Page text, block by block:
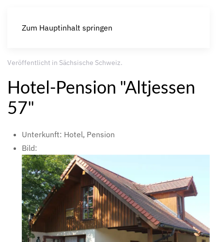
Zum Hauptinhalt springen
Veröffentlicht in Sächsische Schweiz.
Hotel-Pension "Altjessen
57"
Unterkunft: Hotel, Pension
Bild: